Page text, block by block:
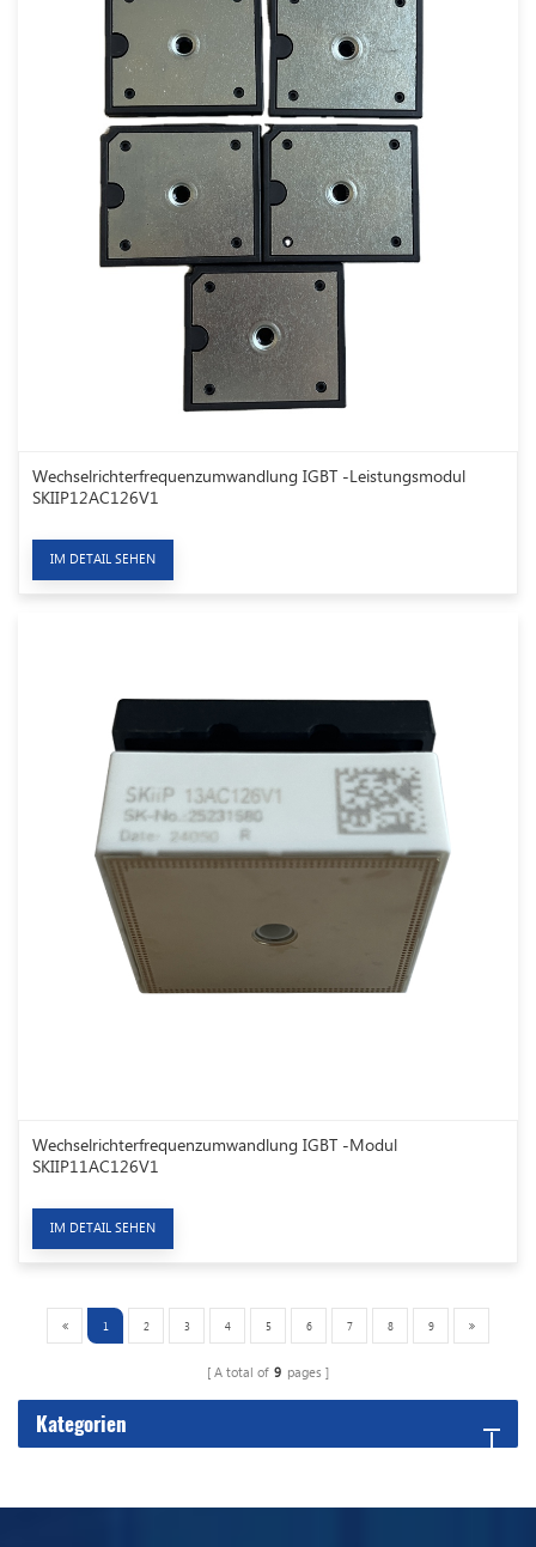
Wechselrichterfrequenzumwandlung IGBT -Leistungsmodul
SKIIP12AC126V1
IM DETAIL SEHEN
Wechselrichterfrequenzumwandlung IGBT -Modul
SKIIP11AC126V1
IM DETAIL SEHEN
1 2 3 4 5 6 7 8 9
A total of 9 pages
Kategorien